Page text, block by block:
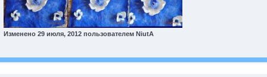
Изменено 29 июля, 2012 пользователем NiutA